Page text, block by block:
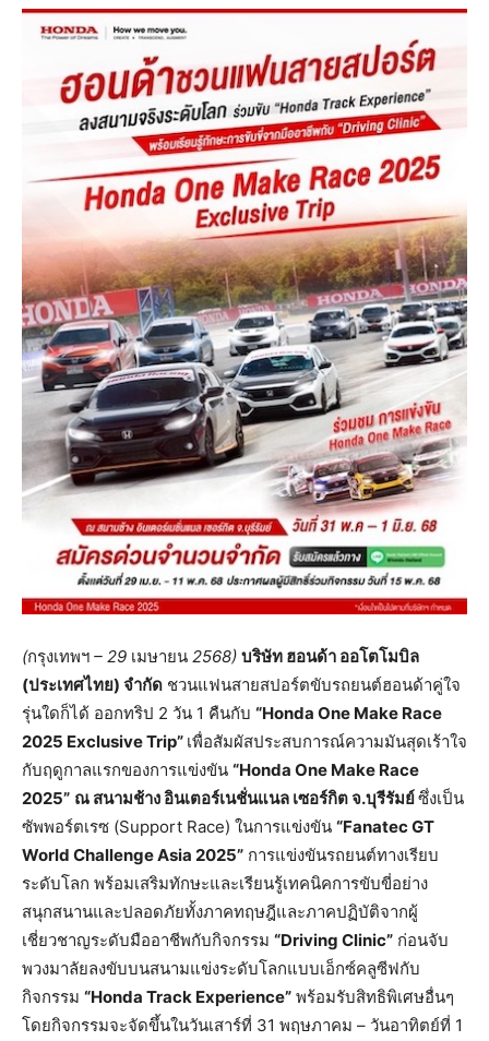
(กรุงเทพฯ – 29 เมษายน 2568) บริษัท ฮอนด้า ออโตโมบิล
(ประเทศไทย) จำกัด ชวนแฟนสายสปอร์ตขับรถยนต์ฮอนด้าคู่ใจ
รุ่นใดก็ได้ ออกทริป 2 วัน 1 คืนกับ “Honda One Make Race
2025 Exclusive Trip” เพื่อสัมผัสประสบการณ์ความมันสุดเร้าใจ
กับฤดูกาลแรกของการแข่งขัน “Honda One Make Race
2025” ณ สนามช้างอินเตอร์เนชั่นแนล เซอร์กิตจ.บุรีรัมย์ซึ่งเป็น
ซัพพอร์ตเรซ (Support Race) ในการแข่งขัน “Fanatec GT
World Challenge Asia 2025” การแข่งขันรถยนต์ทางเรียบ
ระดับโลก พร้อมเสริมทักษะและเรียนรู้เทคนิคการขับขี่อย่าง
สนุกสนานและปลอดภัยทั้งภาคทฤษฎีและภาคปฏิบัติจากผู้
เชี่ยวชาญระดับมืออาชีพกับกิจกรรม “Driving Clinic” ก่อนจับ
พวงมาลัยลงขับบนสนามแข่งระดับโลกแบบเอ็กซ์คลูซีฟกับ
กิจกรรม “Honda Track Experience” พร้อมรับสิทธิพิเศษอื่นๆ
โดยกิจกรรมจะจัดขึ้นในวันเสาร์ที่ 31 พฤษภาคม – วันอาทิตย์ที่ 1